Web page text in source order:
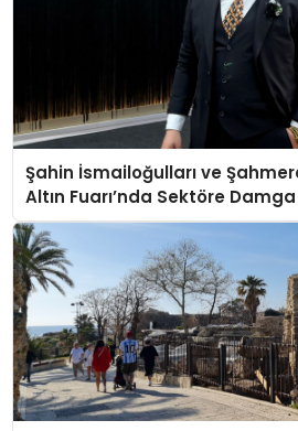
Şahin İsmailoğulları ve
Altın Fuarı’nda Sektöre